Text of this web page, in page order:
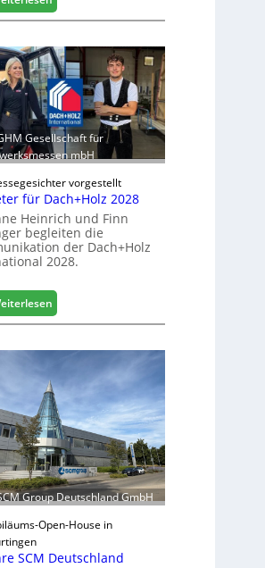
s
i
k
b
e
r
e
i
c
h
E
g
e
r
S
t
a
b
i
l
e
s
G
e
s
c
h
f
s
j
a
h
r
Gesellschaft für
mbH
vorgestellt
für Dach+Holz 2028
Heinrich und Finn
begleiten die
der Dach+Holz
2028.
:
V
r
r
e
t
e
r
f
ü
r
D
c
Group Deutschland GmbH
Open-House in
SCM Deutschland